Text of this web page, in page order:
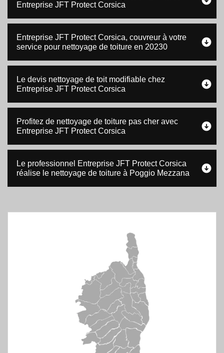
Entreprise JFT Protect Corsica
Entreprise JFT Protect Corsica, couvreur à votre
service pour nettoyage de toiture en 20230
Le devis nettoyage de toit modifiable chez
Entreprise JFT Protect Corsica
Profitez de nettoyage de toiture pas cher avec
Entreprise JFT Protect Corsica
Le professionnel Entreprise JFT Protect Corsica
réalise le nettoyage de toiture à Poggio Mezzana